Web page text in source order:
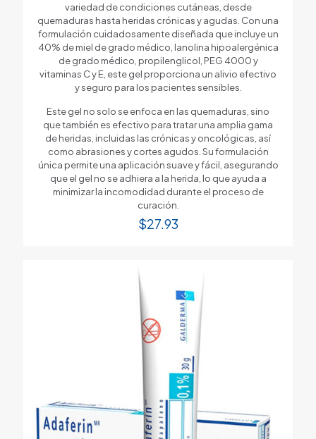
variedad de condiciones cutáneas, desde
quemaduras hasta heridas crónicas y agudas. Con una
formulación cuidadosamente diseñada que incluye un
40% de miel de grado médico, lanolina hipoalergénica
de grado médico, propilenglicol, PEG 4000 y
vitaminas C y E, este gel proporciona un alivio efectivo
y seguro para los pacientes sensibles.
Este gel no solo se enfoca en las quemaduras, sino
que también es efectivo para tratar una amplia gama
de heridas, incluidas las crónicas y oncológicas, así
como abrasiones y cortes agudos. Su formulación
única permite una aplicación suave y fácil, asegurando
que el gel no se adhiera a la herida, lo que ayuda a
minimizar la incomodidad durante el proceso de
curación.
$27.93